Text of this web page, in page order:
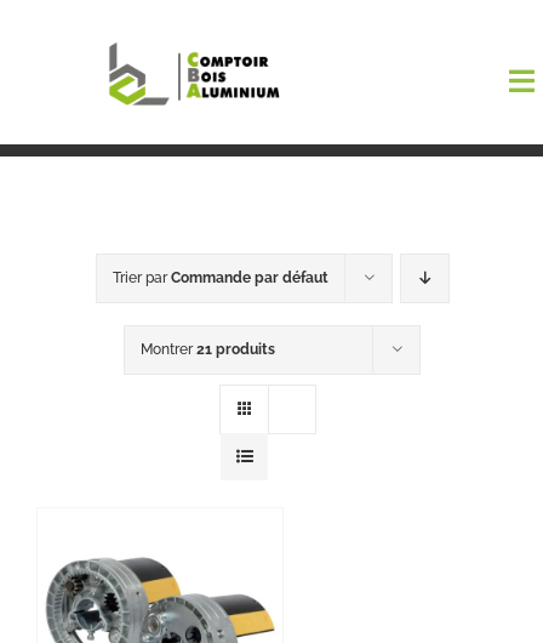
Trier parCommande par défaut
Montrer21 produits